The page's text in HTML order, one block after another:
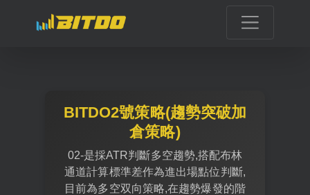
BITDO2號策略(趨勢突破加
倉策略)
02-是採ATR判斷多空趨勢,搭配布林
通道計算標準差作為進出場點位判斷,
目前為多空双向策略,在趨勢爆發的階